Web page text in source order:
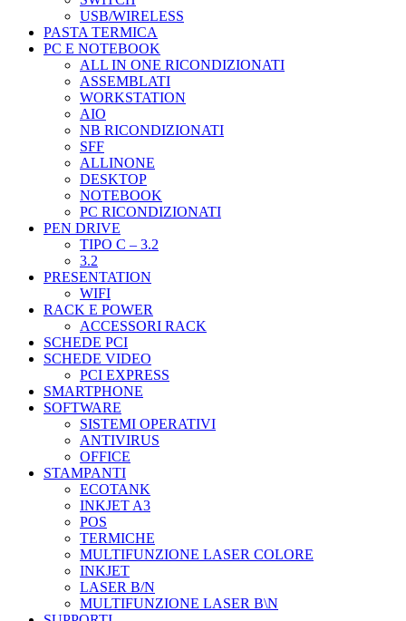
USB/WIRELESS
PASTA TERMICA
PC E NOTEBOOK
ALL IN ONE RICONDIZIONATI
ASSEMBLATI
WORKSTATION
AIO
NB RICONDIZIONATI
SFF
ALLINONE
DESKTOP
NOTEBOOK
PC RICONDIZIONATI
PEN DRIVE
TIPO C – 3.2
3.2
PRESENTATION
WIFI
RACK E POWER
ACCESSORI RACK
SCHEDE PCI
SCHEDE VIDEO
PCI EXPRESS
SMARTPHONE
SOFTWARE
SISTEMI OPERATIVI
ANTIVIRUS
OFFICE
STAMPANTI
ECOTANK
INKJET A3
POS
TERMICHE
MULTIFUNZIONE LASER COLORE
INKJET
LASER B/N
MULTIFUNZIONE LASER B\N